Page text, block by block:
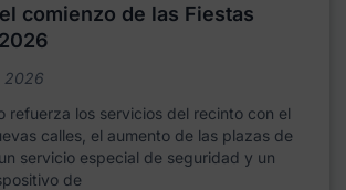
comienzo de las Fiestas
2026
refuerza los servicios del recinto con el
calles, el aumento de las plazas de
servicio especial de seguridad y un
de